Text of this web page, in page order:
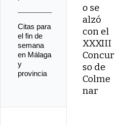
o se
alzó
con el
XXXIII
Concur
so de
Colme
nar
Citas para
el fin de
semana
en Málaga
y
provincia